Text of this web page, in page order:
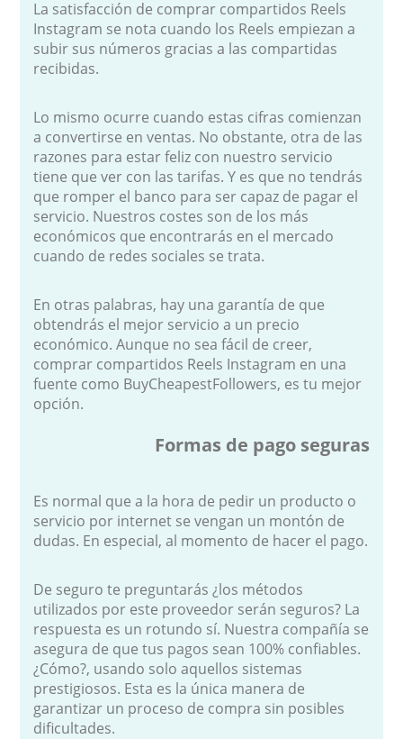
La satisfacción de comprar compartidos Reels
Instagram se nota cuando los Reels empiezan a
subir sus números gracias a las compartidas
recibidas.
Lo mismo ocurre cuando estas cifras comienzan
a convertirse en ventas. No obstante, otra de las
razones para estar feliz con nuestro servicio
tiene que ver con las tarifas. Y es que no tendrás
que romper el banco para ser capaz de pagar el
servicio. Nuestros costes son de los más
económicos que encontrarás en el mercado
cuando de redes sociales se trata.
En otras palabras, hay una garantía de que
obtendrás el mejor servicio a un precio
económico. Aunque no sea fácil de creer,
comprar compartidos Reels Instagram en una
fuente como BuyCheapestFollowers, es tu mejor
opción.
Formas de pago seguras
Es normal que a la hora de pedir un producto o
servicio por internet se vengan un montón de
dudas. En especial, al momento de hacer el pago.
De seguro te preguntarás ¿los métodos
utilizados por este proveedor serán seguros? La
respuesta es un rotundo sí. Nuestra compañía se
asegura de que tus pagos sean 100% confiables.
¿Cómo?, usando solo aquellos sistemas
prestigiosos. Esta es la única manera de
garantizar un proceso de compra sin posibles
dificultades.